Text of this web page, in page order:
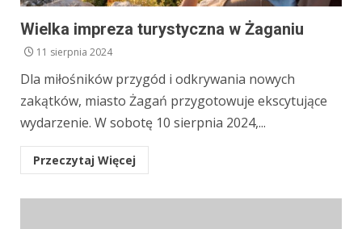
Wielka impreza turystyczna w Żaganiu
11 sierpnia 2024
Dla miłośników przygód i odkrywania nowych
zakątków, miasto Żagań przygotowuje ekscytujące
wydarzenie. W sobotę 10 sierpnia 2024,...
Przeczytaj Więcej